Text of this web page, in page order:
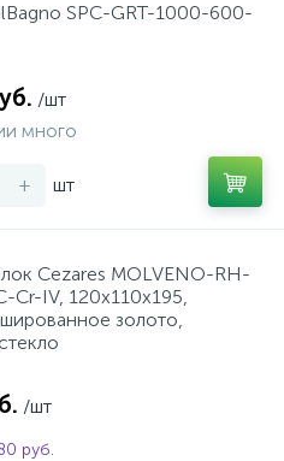
SPC-GRT-1000-600-
/шт
много
+ шт
Cezares MOLVENO-RH-
Cr-IV, 120х110х195,
золото,
/шт
руб.